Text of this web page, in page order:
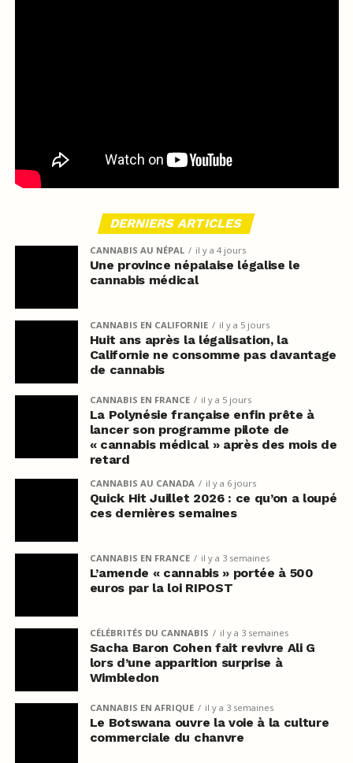
DERNIERS ARTICLES
CANNABIS AU NÉPAL il y a 4 jours
Une province népalaise légalise le
cannabis médical
CANNABIS EN CALIFORNIE il y a 5 jours
Huit ans après la légalisation, la
Californie ne consomme pas davantage
de cannabis
CANNABIS EN FRANCE il y a 5 jours
La Polynésie française enfin prête à
lancer son programme pilote de
« cannabis médical » après des mois de
retard
CANNABIS AU CANADA il y a 6 jours
Quick Hit Juillet 2026 : ce qu’on a loupé
ces dernières semaines
CANNABIS EN FRANCE il y a 3 semaines
L’amende « cannabis » portée à 500
euros par la loi RIPOST
CÉLÉBRITÉS DU CANNABIS il y a 3 semaines
Sacha Baron Cohen fait revivre Ali G
lors d’une apparition surprise à
Wimbledon
CANNABIS EN AFRIQUE il y a 3 semaines
Le Botswana ouvre la voie à la culture
commerciale du chanvre